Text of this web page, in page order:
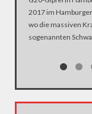
2017 im
wo die massiven
sogenannten